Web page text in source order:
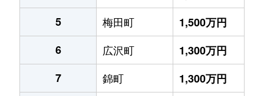
5
梅田町
1,500万円
6
広沢町
1,300万円
7
錦町
1,300万円